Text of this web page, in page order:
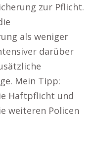
zur Pflicht.
als weniger
darüber
Mein Tipp:
Haftpflicht und
weiteren Policen